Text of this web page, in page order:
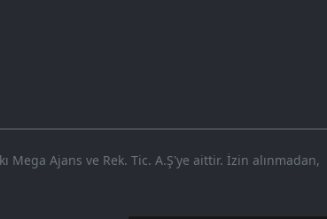
Aç
6.10%
Ajans ve Rek. Tic. A.Ş'ye aittir. İzin alınmadan,